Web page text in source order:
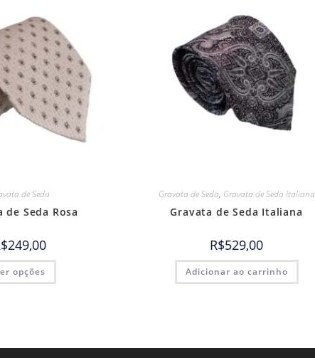
de Seda
de Seda Rosa
249,00
opções
Gravata de Seda, Gravata de Seda Italiana
Gravata de Seda Italiana
R$529,00
Adicionar ao carrinho